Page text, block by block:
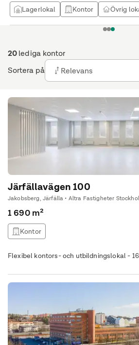
20lediga kontor
Sortera på
Relevans
Lagerlokal Kontor Övrig
123
Järfällavägen 100
Jakobsberg, Järfälla • Altra Fastigheter
1 690 m²
Kontor
Flexibel kontors- och utbildningslokal -